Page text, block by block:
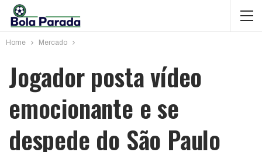
Home Mercado
Jogador posta vídeo
emocionante e se
despede do São Paulo